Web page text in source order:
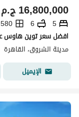
ج.م16,800,000
5
6
580 متر مربع
مدينة الشروق، القاهرة
الإيميل